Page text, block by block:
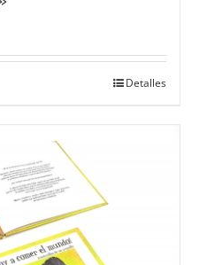
Detalles